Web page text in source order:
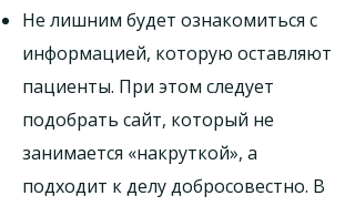
Не лишним будет ознакомиться с
информацией, которую оставляют
пациенты. При этом следует
подобрать сайт, который не
занимается «накруткой», а
подходит к делу добросовестно. В